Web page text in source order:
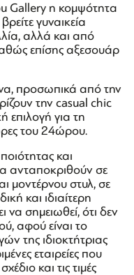
Gallery η κομψότητα
γυναικεία
αλλά και από
καθώς επίσης αξεσουάρ
προσωπικά από την
την casual chic
επιλογή για τη
του 24ώρου.
και
ανταποκριθούν σε
μοντέρνου στυλ, σε
και ιδιαίτερη
να σημειωθεί, ότι δεν
αφού είναι το
της ιδιοκτήτριας
εταιρείες που
και τις τιμές